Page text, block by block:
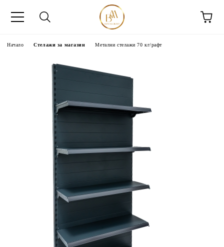
Начало Стелажи за магазин Метални стелажи 70 кг/рафт